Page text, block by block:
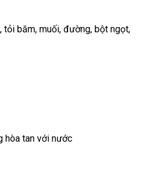
tỏi băm, muối, đường, bột ngọt,
hòa tan với nước